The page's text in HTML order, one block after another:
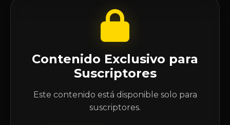
Contenido Exclusivo para
Suscriptores
Este contenido está disponible solo para
suscriptores.